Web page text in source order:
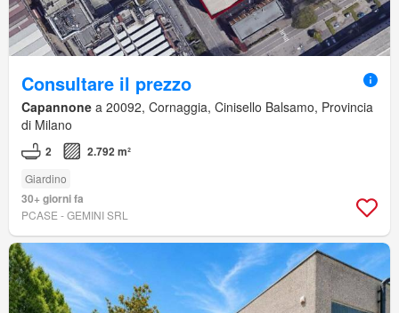
Consultare il prezzo
Capannone a 20092, Cornaggia, Cinisello Balsamo, Provincia
di Milano
2 2.792 m²
Giardino
30+ giorni fa
PCASE - GEMINI SRL